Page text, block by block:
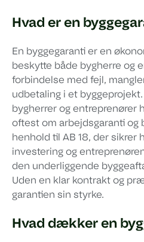
Hvad er en
En byggegaranti er en
beskytte både bygherre og
forbindelse med fejl,
udbetaling i et
bygherrer og entreprenører
oftest om arbejdsgaranti og
henhold til AB 18, der sikrer
investering og
den underliggende
Uden en klar kontrakt og
garantien sin styrke.
Hvad dækker en